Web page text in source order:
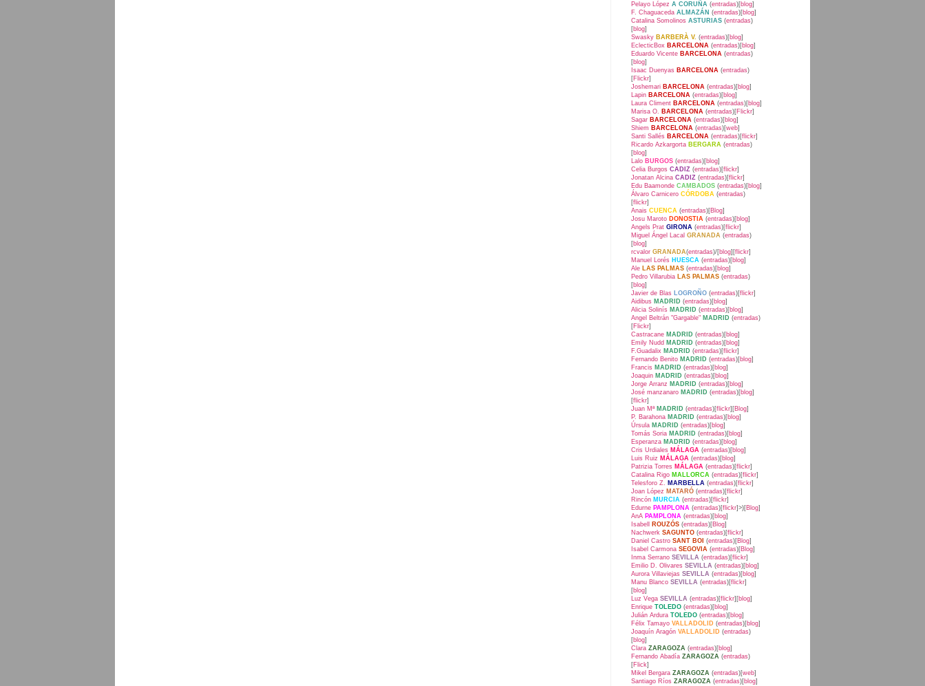
Pelayo López A CORUÑA (entradas)[blog]
F. Chaguaceda ALMAZÁN (entradas)[blog]
Catalina Somolinos ASTURIAS (entradas)
[blog]
Swasky BARBERÀ V. (entradas)[blog]
EclecticBox BARCELONA (entradas)[blog]
Eduardo Vicente BARCELONA (entradas)
[blog]
Isaac Duenyas BARCELONA (entradas)
[Flickr]
Joshemari BARCELONA (entradas)[blog]
Lapin BARCELONA (entradas)[blog]
Laura Climent BARCELONA (entradas)[blog]
Marisa O. BARCELONA (entradas)[Flickr]
Sagar BARCELONA (entradas)[blog]
Shiem BARCELONA (entradas)[web]
Santi Sallés BARCELONA (entradas)[flickr]
Ricardo Azkargorta BERGARA (entradas)
[blog]
Lalo BURGOS (entradas)[blog]
Celia Burgos CADIZ (entradas)[flickr]
Jonatan Alcina CADIZ (entradas)[flickr]
Edu Baamonde CAMBADOS (entradas)[blog]
Álvaro Carnicero CÓRDOBA (entradas)
[flickr]
Anais CUENCA (entradas)[Blog]
Josu Maroto DONOSTIA (entradas)[blog]
Angels Prat GIRONA (entradas)[flickr]
Miguel Ángel Lacal GRANADA (entradas)
[blog]
rcvalor GRANADA(entradas)/[blog][flickr]
Manuel Lorés HUESCA (entradas)[blog]
Ale LAS PALMAS (entradas)[blog]
Pedro Villarubia LAS PALMAS (entradas)
[blog]
Javier de Blas LOGROÑO (entradas)[flickr]
Aidibus MADRID (entradas)[blog]
Alicia Solinís MADRID (entradas)[blog]
Angel Beltrán "Gargable" MADRID (entradas)
[Flickr]
Castracane MADRID (entradas)[blog]
Emily Nudd MADRID (entradas)[blog]
F.Guadalix MADRID (entradas)[flickr]
Fernando Benito MADRID (entradas)[blog]
Francis MADRID (entradas)[blog]
Joaquin MADRID (entradas)[blog]
Jorge Arranz MADRID (entradas)[blog]
José manzanaro MADRID (entradas)[blog]
[flickr]
Juan Mª MADRID (entradas)[flickr][Blog]
P. Barahona MADRID (entradas)[blog]
Úrsula MADRID (entradas)[blog]
Tomás Soria MADRID (entradas)[blog]
Esperanza MADRID (entradas)[blog]
Cris Urdiales MÁLAGA (entradas)[blog]
Luis Ruiz MÁLAGA (entradas)[blog]
Patrizia Torres MÁLAGA (entradas)[flickr]
Catalina Rigo MALLORCA (entradas)[flickr]
Telesforo Z. MARBELLA (entradas)[flickr]
Joan López MATARÓ (entradas)[flickr]
Rincón MURCIA (entradas)[flickr]
Edurne PAMPLONA (entradas)[flickr]>)[Blog]
AnA PAMPLONA (entradas)[blog]
Isabell
ROUZÓS (entradas)[Blog]
Nachwerk SAGUNTO (entradas)[flickr]
Daniel Castro SANT BOI (entradas)[Blog]
Isabel Carmona SEGOVIA (entradas)[Blog]
Inma Serrano SEVILLA (entradas)[flickr]
Emilio D. Olivares SEVILLA (entradas)[blog]
Aurora Villaviejas SEVILLA (entradas)[blog]
Manu Blanco SEVILLA (entradas)[flickr]
[blog]
Luz Vega SEVILLA (entradas)[flickr][blog]
Enrique TOLEDO (entradas)[blog]
Julián Ardura TOLEDO (entradas)[blog]
Félix Tamayo VALLADOLID (entradas)[blog]
Joaquín Aragón VALLADOLID (entradas)
[blog]
Clara ZARAGOZA (entradas)[blog]
Fernando Abadía ZARAGOZA (entradas)
[Flick]
Mikel Bergara ZARAGOZA (entradas)[web]
Santiago Ríos ZARAGOZA (entradas)[blog]